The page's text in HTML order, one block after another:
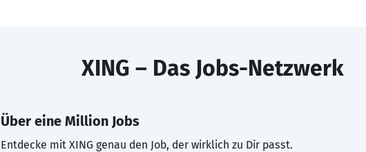
XING – Das Jobs-Netzwerk
Über eine Million Jobs
Entdecke mit XING genau den Job, der wirklich zu Dir passt.